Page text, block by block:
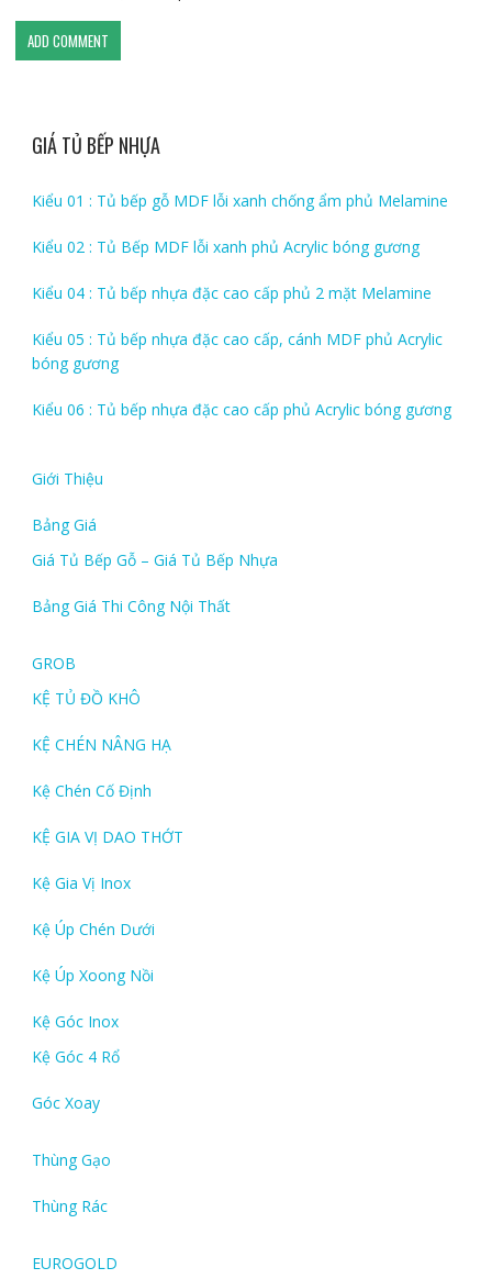
GIÁ TỦ BẾP NHỰA
Kiểu 01 : Tủ bếp gỗ MDF lỗi xanh chống ẩm phủ Melamine
Kiểu 02 : Tủ Bếp MDF lỗi xanh phủ Acrylic bóng gương
Kiểu 04 : Tủ bếp nhựa đặc cao cấp phủ 2 mặt Melamine
Kiểu 05 : Tủ bếp nhựa đặc cao cấp, cánh MDF phủ Acrylic
bóng gương
Kiểu 06 : Tủ bếp nhựa đặc cao cấp phủ Acrylic bóng gương
Giới Thiệu
Bảng Giá
Giá Tủ Bếp Gỗ – Giá Tủ Bếp Nhựa
Bảng Giá Thi Công Nội Thất
GROB
KỆ TỦ ĐỒ KHÔ
KỆ CHÉN NÂNG HẠ
Kệ Chén Cố Định
KỆ GIA VỊ DAO THỚT
Kệ Gia Vị Inox
Kệ Úp Chén Dưới
Kệ Úp Xoong Nồi
Kệ Góc Inox
Kệ Góc 4 Rổ
Góc Xoay
Thùng Gạo
Thùng Rác
EUROGOLD